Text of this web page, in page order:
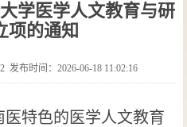
学医学人文教育与研
项的通知
发布时间：2026-06-18 11:02:16
医特色的医学人文教育